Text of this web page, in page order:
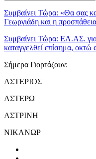
Συμβαίνει Τώρα: «Θα σας
Γεωργιάδη και η
Συμβαίνει Τώρα: ΕΛ.ΑΣ. για
καταγγελθεί επίσημα,
Σήμερα Γιορτάζουν:
ΑΣΤΕΡΙΟΣ
ΑΣΤΕΡΩ
ΑΣΤΡΙΝΗ
ΝΙΚΑΝΩΡ